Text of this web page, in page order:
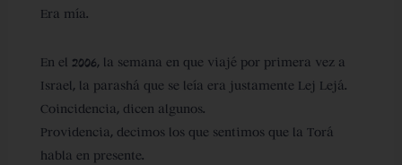
Era mía.
En el 2006, la semana en que viajé por primera vez a
Israel, la parashá que se leía era justamente Lej Lejá.
Coincidencia, dicen algunos.
Providencia, decimos los que sentimos que la Torá
habla en presente.